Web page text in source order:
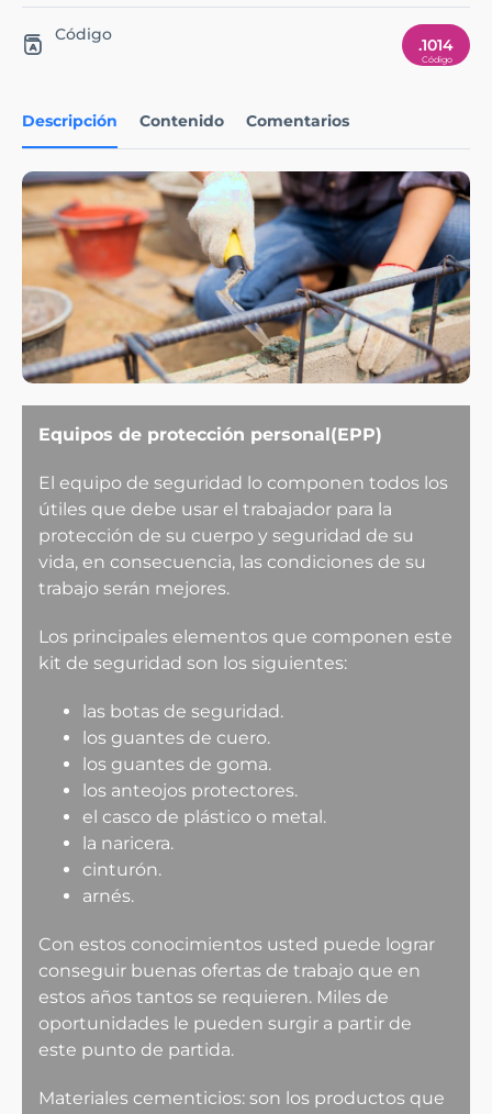
Descripción Contenido Comentarios
Equipos de protección personal(EPP)
El equipo de seguridad lo componen todos los
útiles que debe usar el trabajador para la
protección de su cuerpo y seguridad de su
vida, en consecuencia, las condiciones de su
trabajo serán mejores.
Los principales elementos que componen este
kit de seguridad son los siguientes:
las botas de seguridad.
los guantes de cuero.
los guantes de goma.
los anteojos protectores.
el casco de plástico o metal.
la naricera.
cinturón.
arnés.
Con estos conocimientos usted puede lograr
conseguir buenas ofertas de trabajo que en
estos años tantos se requieren. Miles de
oportunidades le pueden surgir a partir de
este punto de partida.
Materiales cementicios: son los productos que
Código
.1014